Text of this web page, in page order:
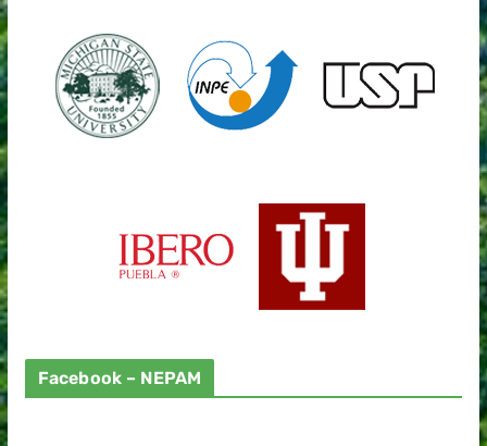
Facebook – NEPAM